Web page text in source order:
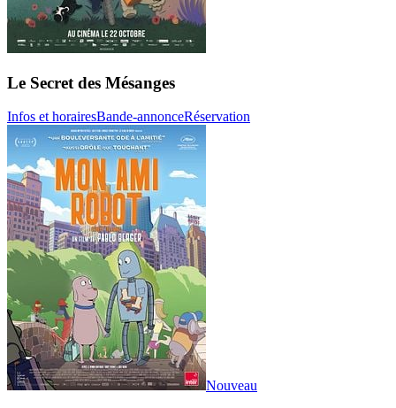
Le Secret des Mésanges
Infos et horairesBande-annonceRéservation
Nouveau